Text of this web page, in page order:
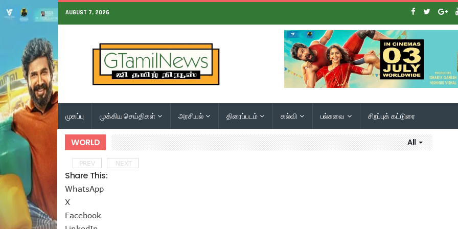
AUGUST 7, 2026
முகப்பு முக்கிய செய்திகள் அரசியல் திரைப்படம் கல்வி பல்சுவை சிறப்புக் கட்டுரை
WORLD All
PREV NEXT
Share This:
WhatsApp
X
Facebook